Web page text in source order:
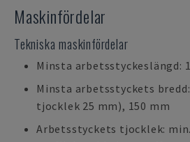
Maskinfördelar
Tekniska maskinfördelar
Minsta arbetsstyckeslängd:
Minsta arbetsstyckets
tjocklek 25 mm), 150 mm
Arbetsstyckets tjocklek: